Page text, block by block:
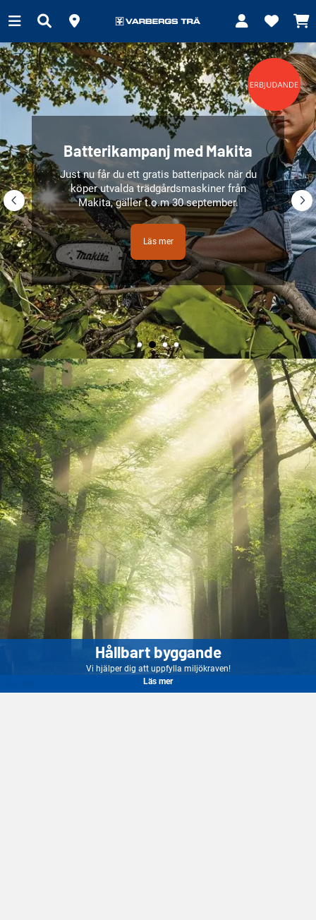
Batterikampanj med Makita
Just nu får du ett gratis batteripack när du
köper utvalda trädgårdsmaskiner från
Makita, gäller t.o.m 30 september.
Läs mer
Hållbart byggande
Vi hjälper dig att uppfylla miljökraven!
Läs mer